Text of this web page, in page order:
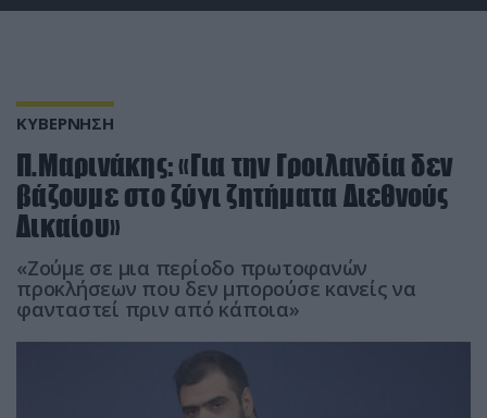
ΚΥΒΕΡΝΗΣΗ
Π.Μαρινάκης: «Για την Γροιλανδία δεν
βάζουμε στο ζύγι ζητήματα Διεθνούς
Δικαίου»
«Ζούμε σε μια περίοδο πρωτοφανών
προκλήσεων που δεν μπορούσε κανείς να
φανταστεί πριν από κάποια»